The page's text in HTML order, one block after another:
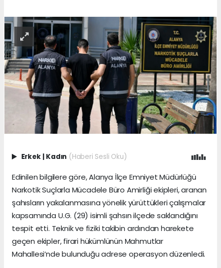
Erkek | Kadın (Haberi Sesli Oku)
Edinilen bilgilere göre, Alanya İlçe Emniyet Müdürlüğü
Narkotik Suçlarla Mücadele Büro Amirliği ekipleri, aranan
şahısların yakalanmasına yönelik yürüttükleri çalışmalar
kapsamında U.G. (29) isimli şahsın ilçede saklandığını
tespit etti. Teknik ve fiziki takibin ardından harekete
geçen ekipler, firari hükümlünün Mahmutlar
Mahallesi’nde bulunduğu adrese operasyon düzenledi.